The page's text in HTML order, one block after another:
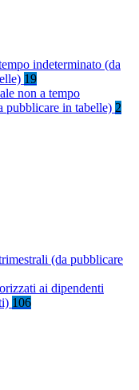
indeterminato (da
19
non a tempo
pubblicare in tabelle) 2
(da pubblicare
ai dipendenti
106